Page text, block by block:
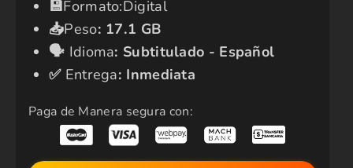
​💾​Formato:Digital
📥Peso: 17.1 GB
🗣️​ Idioma: Subtitulado - Español
✅​ Entrega: Inmediata
Paga de Manera segura con: